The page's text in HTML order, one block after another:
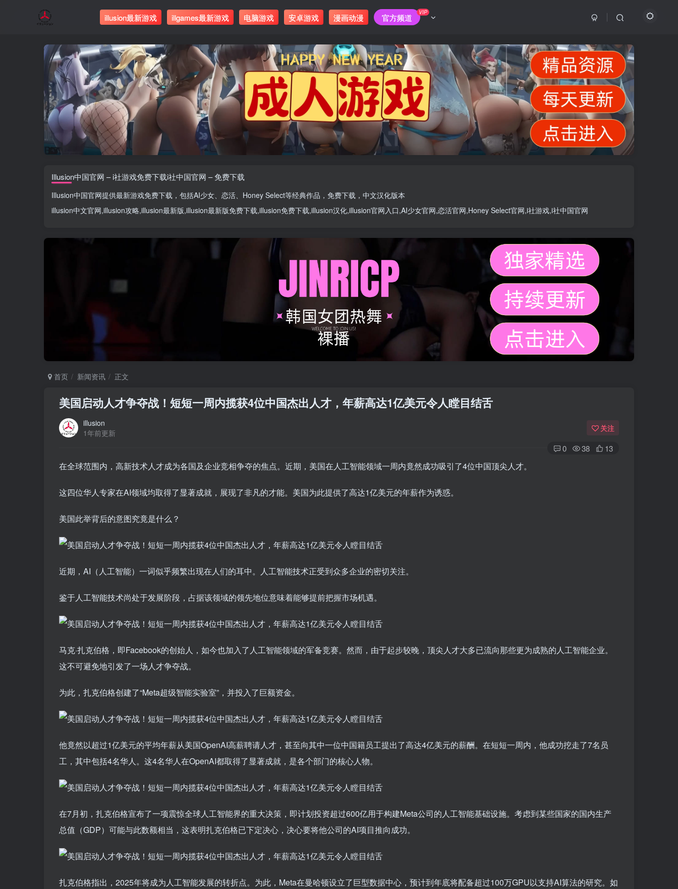
illusion最新游戏 illgames最新游戏 电脑游戏 安卓游戏 漫画动漫 官方频道
VIP
Illusion中国官网 – i社游戏免费下载i社中国官网 – 免费下载
Illusion中国官网提供最新游戏免费下载，包括AI少女、 恋活、 Honey Select等经典作品，免费下载，中文汉化版本
illusion中文官网,illusion攻略,illusion最新版,illusion最新版免费下载,illusion免费下载,illusion汉化,illusion官网入口,AI少女官网,恋活官网,Honey Select官网,i社游戏,i社中国官网
首页 新闻资讯 正文
美国启动人才争夺战！短短一周内揽获4位中国杰出人才，年薪高达1亿美元令人瞠目结舌
illusion
1年前更新
关注
0 38 13
在全球范围内，高新技术人才成为各国及企业竞相争夺的焦点。近期，美国在人工智能领域一周内竟然成功吸引了4位中国顶尖人才。
这四位华人专家在AI领域均取得了显著成就，展现了非凡的才能。美国为此提供了高达1亿美元的年薪作为诱惑。
美国此举背后的意图究竟是什么？
近期，AI（人工智能）一词似乎频繁出现在人们的耳中。人工智能技术正受到众多企业的密切关注。
鉴于人工智能技术尚处于发展阶段，占据该领域的领先地位意味着能够提前把握市场机遇。
马克·扎克伯格，即Facebook的创始人，如今也加入了人工智能领域的军备竞赛。然而，由于起步较晚，顶尖人才大多已流向那些更为成熟的人工智能企业。
这不可避免地引发了一场人才争夺战。
为此，扎克伯格创建了“Meta超级智能实验室”，并投入了巨额资金。
他竟然以超过1亿美元的平均年薪从美国OpenAI高薪聘请人才，甚至向其中一位中国籍员工提出了高达4亿美元的薪酬。在短短一周内，他成功挖走了7名员
工，其中包括4名华人。这4名华人在OpenAI都取得了显著成就，是各个部门的核心人物。
在7月初，扎克伯格宣布了一项震惊全球人工智能界的重大决策，即计划投资超过600亿用于构建Meta公司的人工智能基础设施。考虑到某些国家的国内生产
总值（GDP）可能与此数额相当，这表明扎克伯格已下定决心，决心要将他公司的AI项目推向成功。
扎克伯格指出，2025年将成为人工智能发展的转折点。为此，Meta在曼哈顿设立了巨型数据中心，预计到年底将配备超过100万GPU以支持AI算法的研究。如